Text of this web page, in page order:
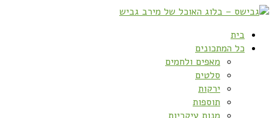
בית
כל המתכונים
מאפים ולחמים
סלטים
ירקות
תוספות